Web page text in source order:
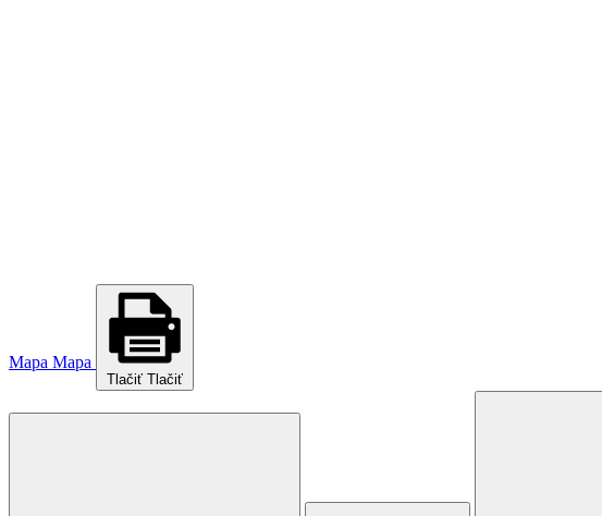
Mapa Mapa
Tlačiť Tlačiť